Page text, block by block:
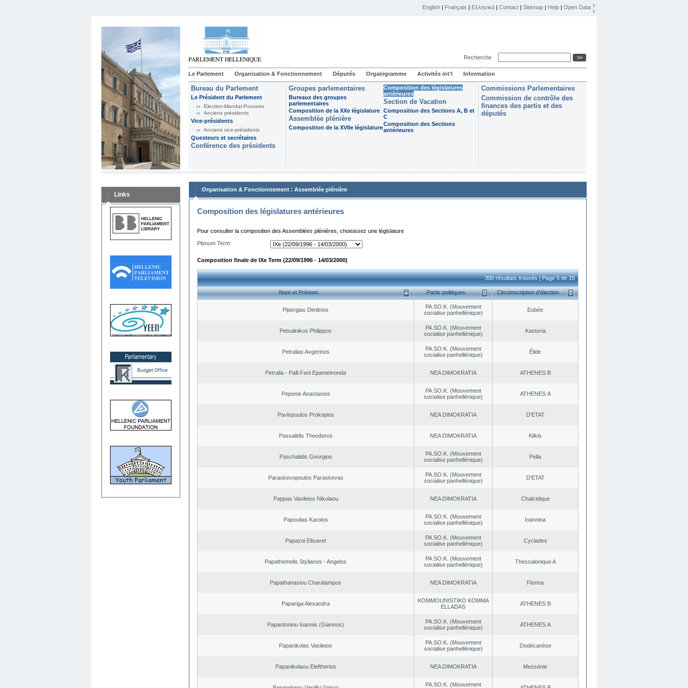
English | Français | Ελληνικά | Contact | Sitemap | Help | Open Data
Recherche
Le Parlement Organisation & Fonctionnement Députés Organigramme Activités int'l Information
Bureau du Parlement
Le Président du Parlement
Election-Mandat-Pouvoirs
Anciens présidents
Vice-présidents
Anciens vice-présidents
Questeurs et secrétaires
Conférence des présidents
Groupes parlementaires
Bureaux des groupes
parlementaires
Composition de la XXe législature
Assemblée plénière
Composition de la XVIIe législature
Composition des législatures
antérieures
Section de Vacation
Composition des Sections A, B et
C
Composition des Sections
antérieures
Commissions Parlementaires
Commission de contrôle des
finances des partis et des
députés
Links
Organisation & Fonctionnement : Assemblée plénière
Composition des législatures antérieures
Pour consulter la composition des Assemblées plénières, choisissez une législature
Plenum Term:
Composition finale de IXe Term (22/09/1996 - 14/03/2000)
300 résultats trouvés | Page 5 de 15
Nom et Prénom Partis politiques Circonscription d’élection
Pipergias Dimitrios
PA.SO.K. (Mouvement
socialise panhellénique)
Eubée
Petsalnikos Philippos
PA.SO.K. (Mouvement
socialise panhellénique)
Kastoria
Petralias Avgerinos
PA.SO.K. (Mouvement
socialise panhellénique)
Élide
Petralia - Palli Fani Epameinonda NEA DΙMOKRATIA ATHENES Β
Peponis Anastasios
PA.SO.K. (Mouvement
socialise panhellénique)
ATHENES Α
Pavlopoulos Prokopios NEA DΙMOKRATIA D’ETAT
Passalidis Theodoros NEA DΙMOKRATIA Kilkis
Paschalidis Georgios
PA.SO.K. (Mouvement
socialise panhellénique)
Pella
Paraskevopoulos Paraskevas
PA.SO.K. (Mouvement
socialise panhellénique)
D’ETAT
Pappas Vasileios Nikolaou NEA DΙMOKRATIA Chalcidique
Papoulias Karolos
PA.SO.K. (Mouvement
socialise panhellénique)
Ioannina
Papazoi Elisavet
PA.SO.K. (Mouvement
socialise panhellénique)
Cyclades
Papathemelis Stylianos - Angelos
PA.SO.K. (Mouvement
socialise panhellénique)
Thessalonique A
Papathanasiou Charalampos NEA DΙMOKRATIA Florina
Papariga Alexandra
KOMMOUNISTIKO KOMMA
ELLADAS
ATHENES Β
Papantoniou Ioannis (Giannos)
PA.SO.K. (Mouvement
socialise panhellénique)
ATHENES Α
Papanikolas Vasileios
PA.SO.K. (Mouvement
socialise panhellénique)
Dodécanèse
Papanikolaou Eleftherios NEA DΙMOKRATIA Messénie
PA.SO.K. (Mouvement